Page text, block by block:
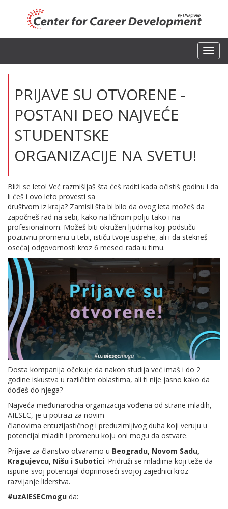
PRIJAVE SU OTVORENE -
POSTANI DEO NAJVEĆE
STUDENTSKE
ORGANIZACIJE NA SVETU!
Bliži se leto! Već razmišljaš šta ćeš raditi kada očistiš godinu i da
li ćeš i ovo leto provesti sa
društvom iz kraja? Zamisli šta bi bilo da ovog leta možeš da
započneš rad na sebi, kako na ličnom polju tako i na
profesionalnom. Možeš biti okružen ljudima koji podstiču
pozitivnu promenu u tebi, ističu tvoje uspehe, ali i da stekneš
osećaj odgovornosti kroz 6 meseci rada u timu.
Dosta kompanija očekuje da nakon studija već imaš i do 2
godine iskustva u različitim oblastima, ali ti nije jasno kako da
dođeš do njega?
Najveća međunarodna organizacija vođena od strane mladih,
AIESEC, je u potrazi za novim
članovima entuzijastičnog i preduzimljivog duha koji veruju u
potencijal mladih i promenu koju oni mogu da ostvare.
Prijave za članstvo otvaramo u Beogradu, Novom Sadu,
Kragujevcu, Nišu i Subotici. Pridruži se mladima koji teže da
ispune svoj potencijal doprinoseći svojoj zajednici kroz
razvijanje liderstva.
#uzAIESECmogu da: